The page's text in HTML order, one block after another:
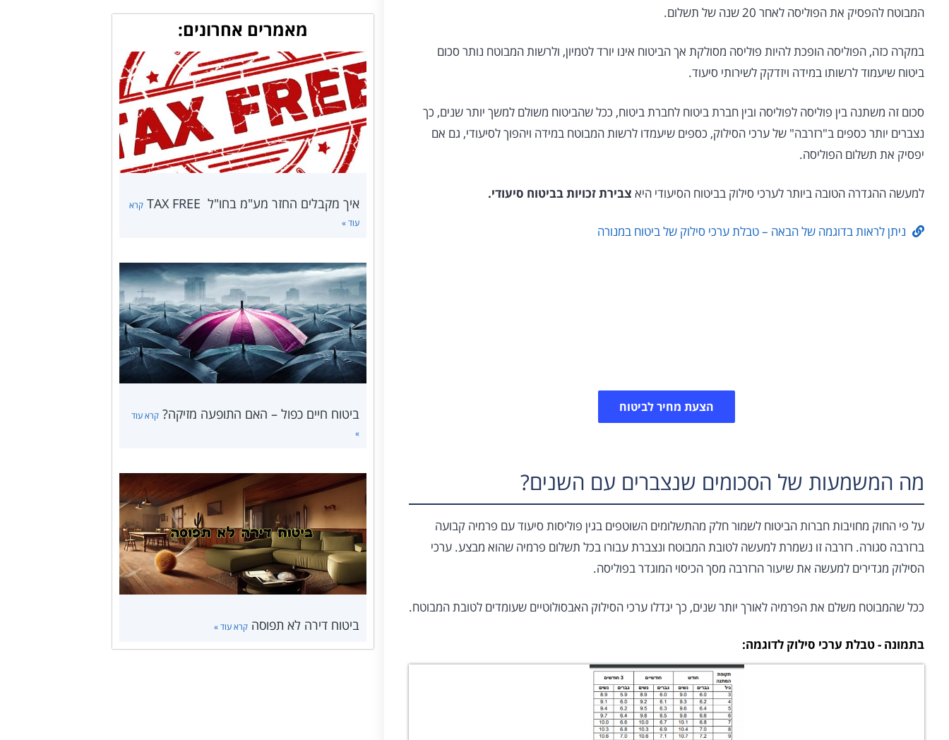
המבוטח להפסיק את הפוליסה לאחר 20 שנה של תשלום.
במקרה כזה, הפוליסה הופכת להיות פוליסה מסולקת אך הביטוח אינו יורד לטמיון, ולרשות המבוטח נותר סכום
ביטוח שיעמוד לרשותו במידה ויזדקק לשירותי סיעוד.
סכום זה משתנה בין פוליסה לפוליסה ובין חברת ביטוח לחברת ביטוח, ככל שהביטוח משולם למשך יותר שנים, כך
נצברים יותר כספים ב"רזרבה" של ערכי הסילוק, כספים שיעמדו לרשות המבוטח במידה ויהפוך לסיעודי, גם אם
יפסיק את תשלום הפוליסה.
למעשה ההגדרה הטובה ביותר לערכי סילוק בביטוח הסיעודי היא צבירת זכויות בביטוח סיעודי.
ניתן לראות בדוגמה של הבאה – טבלת ערכי סילוק של ביטוח במנורה
הצעת מחיר לביטוח
מה המשמעות של הסכומים שנצברים עם השנים?
על פי החוק מחויבות חברות הביטוח לשמור חלק מהתשלומים השוטפים בגין פוליסות סיעוד עם פרמיה קבועה
ברזרבה סגורה. רזרבה זו נשמרת למעשה לטובת המבוטח ונצברת עבורו בכל תשלום פרמיה שהוא מבצע. ערכי
הסילוק מגדירים למעשה את שיעור הרזרבה מסך הכיסוי המוגדר בפוליסה.
ככל שהמבוטח משלם את הפרמיה לאורך יותר שנים, כך יגדלו ערכי הסילוק האבסולוטיים שעומדים לטובת המבוטח.
בתמונה - טבלת ערכי סילוק לדוגמה:
מאמרים אחרונים:
איך מקבלים החזר מע"מ בחו"ל TAX FREE
קרא
עוד »
ביטוח חיים כפול – האם התופעה מזיקה? קרא עוד
»
ביטוח דירה לא תפוסה קרא עוד »